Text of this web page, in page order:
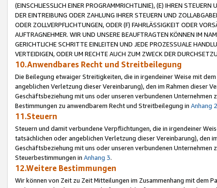
(EINSCHLIESSLICH EINER PROGRAMMRICHTLINIE), (E) IHREN
DER EINTREIBUNG ODER ZAHLUNG IHRER STEUERN UND
ODER ZOLLVERPFLICHTUNGEN, ODER (F) FAHRLÄSSIGKEIT ODER
AUFTRAGNEHMER. WIR UND UNSERE BEAUFTRAGTEN KÖNNEN IM
GERICHTLICHE SCHRITTE EINLEITEN UND JEDE PROZESSUALE
VERTEIDIGEN, ODER UM RECHTE AUCH ZUM ZWECK DER
10.Anwendbares Recht und Streitbeilegung
Die Beilegung etwaiger Streitigkeiten, die in irgendeiner Weise mit
angeblichen Verletzung dieser Vereinbarung), den im Rahmen dieser
Geschäftsbeziehung mit uns oder unseren verbundenen
Bestimmungen zu anwendbarem Recht und Streitbeilegung in Anhang 2
11.Steuern
Steuern und damit verbundene Verpflichtungen, die in irgendeiner
tatsächlichen oder angeblichen Verletzung dieser Vereinbarung), den
Geschäftsbeziehung mit uns oder unseren verbundenen
Steuerbestimmungen in Anhang 3.
12.Weitere Bestimmungen
Wir können von Zeit zu Zeit Mitteilungen im Zusammenhang mit dem